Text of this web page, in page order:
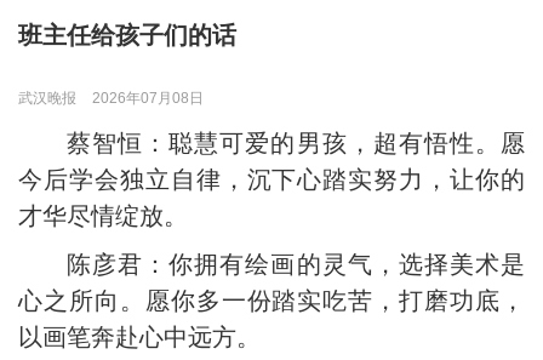
班主任给孩子们的话
武汉晚报 2026年07月08日
蔡智恒：聪慧可爱的男孩，超有悟性。愿
今后学会独立自律，沉下心踏实努力，让你的
才华尽情绽放。
陈彦君：你拥有绘画的灵气，选择美术是
心之所向。愿你多一份踏实吃苦，打磨功底，
以画笔奔赴心中远方。